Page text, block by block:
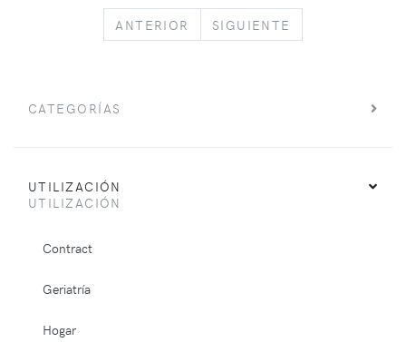
ANTERIOR PREVIOUS
SIGUIENTE
CATEGORÍAS
UTILIZACIÓN
UTILIZACIÓN
Contract
Geriatría
Hogar